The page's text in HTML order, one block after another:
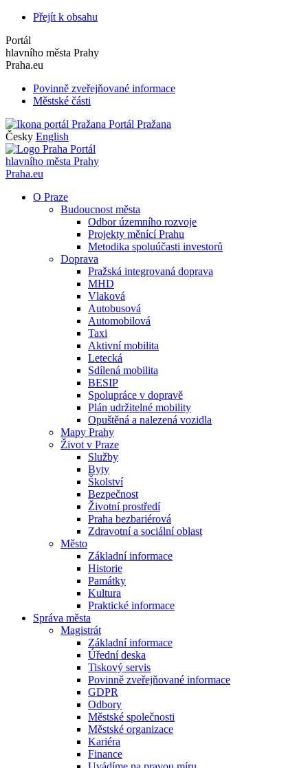
Přejít k obsahu
Portál
hlavního města Prahy
Praha.eu
Povinně zveřejňované informace
Městské části
Portál Pražana
Česky English
Portál
hlavního města Prahy
Praha.eu
O Praze
Budoucnost města
Odbor územního rozvoje
Projekty měnící Prahu
Metodika spoluúčasti investorů
Doprava
Pražská integrovaná doprava
MHD
Vlaková
Autobusová
Automobilová
Taxi
Aktivní mobilita
Letecká
Sdílená mobilita
BESIP
Spolupráce v dopravě
Plán udržitelné mobility
Opuštěná a nalezená vozidla
Mapy Prahy
Život v Praze
Služby
Byty
Školství
Bezpečnost
Životní prostředí
Praha bezbariérová
Zdravotní a sociální oblast
Město
Základní informace
Historie
Památky
Kultura
Praktické informace
Správa města
Magistrát
Základní informace
Úřední deska
Tiskový servis
Povinně zveřejňované informace
GDPR
Odbory
Městské společnosti
Městské organizace
Kariéra
Finance